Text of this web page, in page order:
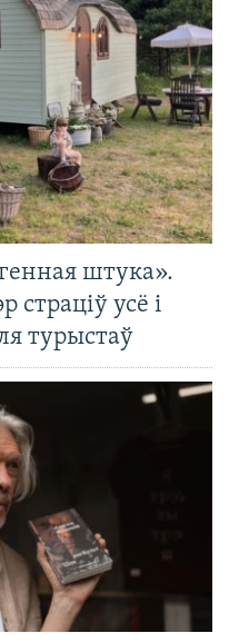
штука».
страціў усё і
турыстаў